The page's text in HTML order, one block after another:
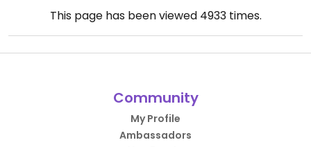
This page has been viewed 4933times.
Community
My Profile
Ambassadors